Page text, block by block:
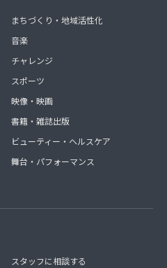
まちづくり・地域活性化
音楽
チャレンジ
スポーツ
映像・映画
書籍・雑誌出版
ビューティー・ヘルスケア
舞台・パフォーマンス
スタッフに相談する